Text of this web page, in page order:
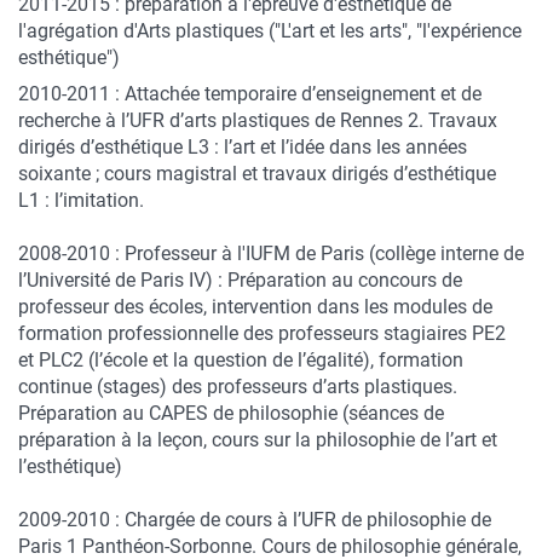
l'agrégation d'Arts plastiques ("L'art et les arts", "l'expérience
esthétique")
2010-2011 : Attachée temporaire d’enseignement et de
recherche à l’UFR d’arts plastiques de Rennes 2. Travaux
dirigés d’esthétique L3 : l’art et l’idée dans les années
soixante ; cours magistral et travaux dirigés d’esthétique
L1 : l’imitation.
2008-2010 : Professeur à l'IUFM de Paris (collège interne de
l’Université de Paris IV) : Préparation au concours de
professeur des écoles, intervention dans les modules de
formation professionnelle des professeurs stagiaires PE2
et PLC2 (l’école et la question de l’égalité), formation
continue (stages) des professeurs d’arts plastiques.
Préparation au CAPES de philosophie (séances de
préparation à la leçon, cours sur la philosophie de l’art et
l’esthétique)
2009-2010 : Chargée de cours à l’UFR de philosophie de
Paris 1 Panthéon-Sorbonne. Cours de philosophie générale,